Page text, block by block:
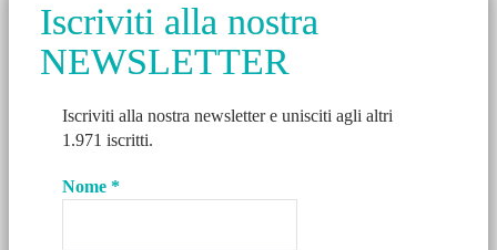
Iscriviti alla nostra
NEWSLETTER
Iscriviti alla nostra newsletter e unisciti agli altri
1.971 iscritti.
Nome *